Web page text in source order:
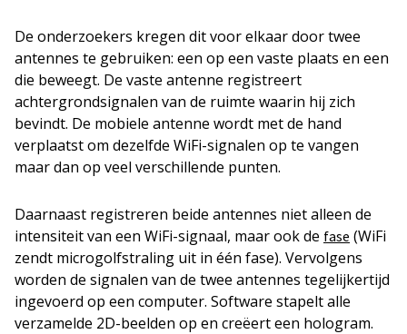
De onderzoekers kregen dit voor elkaar door twee
antennes te gebruiken: een op een vaste plaats en een
die beweegt. De vaste antenne registreert
achtergrondsignalen van de ruimte waarin hij zich
bevindt. De mobiele antenne wordt met de hand
verplaatst om dezelfde WiFi-signalen op te vangen
maar dan op veel verschillende punten.
Daarnaast registreren beide antennes niet alleen de
intensiteit van een WiFi-signaal, maar ook de fase (WiFi
zendt microgolfstraling uit in één fase). Vervolgens
worden de signalen van de twee antennes tegelijkertijd
ingevoerd op een computer. Software stapelt alle
verzamelde 2D-beelden op en creëert een hologram.